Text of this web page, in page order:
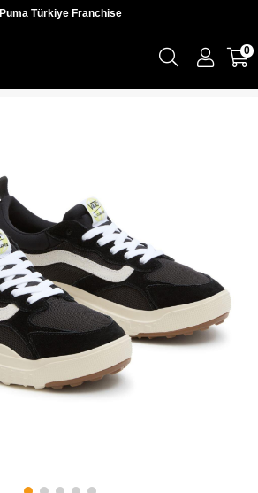
Puma Türkiye Franchise
0